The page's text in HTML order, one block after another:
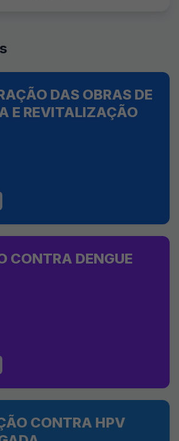
DAS OBRAS DE
E REVITALIZAÇÃO
CONTRA DENGUE
CONTRA HPV